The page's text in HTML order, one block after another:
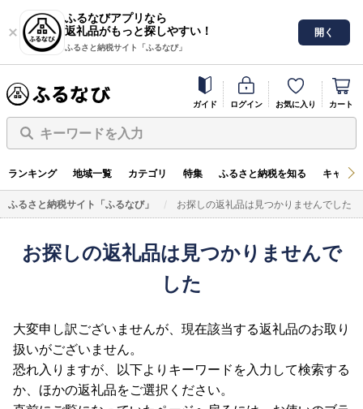
ふるなびアプリなら
返礼品がもっと探しやすい！
ふるさと納税サイト「ふるなび」
開く
ガイド ログイン お気に入り カート
キーワードを入力
ランキング 地域一覧 カテゴリ 特集 ふるさと納税を知る キャン
ふるさと納税サイト「ふるなび」 お探しの返礼品は見つかりませんでした
お探しの返礼品は見つかりませんで
した
大変申し訳ございませんが、現在該当する返礼品のお取り
扱いがございません。
恐れ入りますが、以下よりキーワードを入力して検索する
か、ほかの返礼品をご選択ください。